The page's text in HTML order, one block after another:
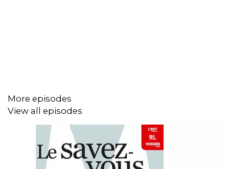
More episodes
View all episodes